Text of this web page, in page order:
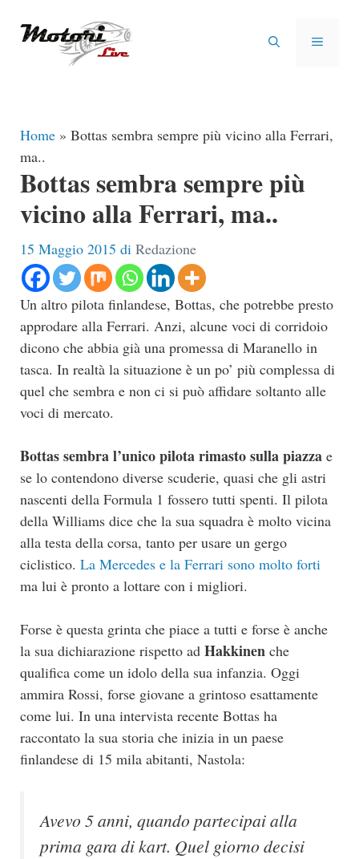
MENU
Home » Bottas sembra sempre più vicino alla Ferrari,
ma..
Bottas sembra sempre più
vicino alla Ferrari, ma..
15 Maggio 2015 di Redazione
Un altro pilota finlandese, Bottas, che potrebbe presto
approdare alla Ferrari. Anzi, alcune voci di corridoio
dicono che abbia già una promessa di Maranello in
tasca. In realtà la situazione è un po’ più complessa di
quel che sembra e non ci si può affidare soltanto alle
voci di mercato.
Bottas sembra l’unico pilota rimasto sulla piazza e
se lo contendono diverse scuderie, quasi che gli astri
nascenti della Formula 1 fossero tutti spenti. Il pilota
della Williams dice che la sua squadra è molto vicina
alla testa della corsa, tanto per usare un gergo
ciclistico. La Mercedes e la Ferrari sono molto forti
ma lui è pronto a lottare con i migliori.
Forse è questa grinta che piace a tutti e forse è anche
la sua dichiarazione rispetto ad Hakkinen che
qualifica come un idolo della sua infanzia. Oggi
ammira Rossi, forse giovane a grintoso esattamente
come lui. In una intervista recente Bottas ha
raccontato la sua storia che inizia in un paese
finlandese di 15 mila abitanti, Nastola:
Avevo 5 anni, quando partecipai alla
prima gara di kart. Quel giorno decisi